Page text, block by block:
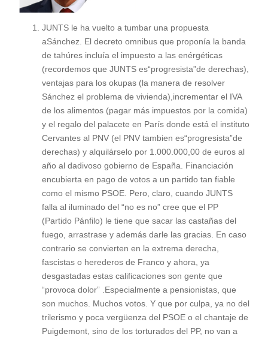
JUNTS le ha vuelto a tumbar una propuesta
aSánchez. El decreto omnibus que proponía la banda
de tahúres incluía el impuesto a las enérgéticas
(recordemos que JUNTS es“progresista”de derechas),
ventajas para los okupas (la manera de resolver
Sánchez el problema de vivienda),incrementar el IVA
de los alimentos (pagar más impuestos por la comida)
y el regalo del palacete en París donde está el instituto
Cervantes al PNV (el PNV tambien es“progresista”de
derechas) y alquilárselo por 1.000.000,00 de euros al
año al dadivoso gobierno de España. Financiación
encubierta en pago de votos a un partido tan fiable
como el mismo PSOE. Pero, claro, cuando JUNTS
falla al iluminado del “no es no” cree que el PP
(Partido Pánfilo) le tiene que sacar las castañas del
fuego, arrastrase y además darle las gracias. En caso
contrario se convierten en la extrema derecha,
fascistas o herederos de Franco y ahora, ya
desgastadas estas calificaciones son gente que
“provoca dolor” .Especialmente a pensionistas, que
son muchos. Muchos votos. Y que por culpa, ya no del
trilerismo y poca vergüenza del PSOE o el chantaje de
Puigdemont, sino de los torturados del PP, no van a